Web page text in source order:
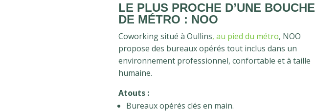
LE PLUS PROCHE D’UNE BOUCHE
DE MÉTRO : NOO
Coworking situé à Oullins, au pied du métro, NOO
propose des bureaux opérés tout inclus dans un
environnement professionnel, confortable et à taille
humaine.
Atouts :
Bureaux opérés clés en main.